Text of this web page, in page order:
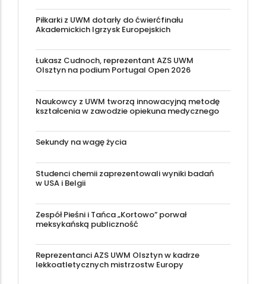
Piłkarki z UWM dotarły do ćwierćfinału
Akademickich Igrzysk Europejskich
Łukasz Cudnoch, reprezentant AZS UWM
Olsztyn na podium Portugal Open 2026
Naukowcy z UWM tworzą innowacyjną metodę
kształcenia w zawodzie opiekuna medycznego
Sekundy na wagę życia
Studenci chemii zaprezentowali wyniki badań
w USA i Belgii
Zespół Pieśni i Tańca „Kortowo” porwał
meksykańską publiczność
Reprezentanci AZS UWM Olsztyn w kadrze
lekkoatletycznych mistrzostw Europy